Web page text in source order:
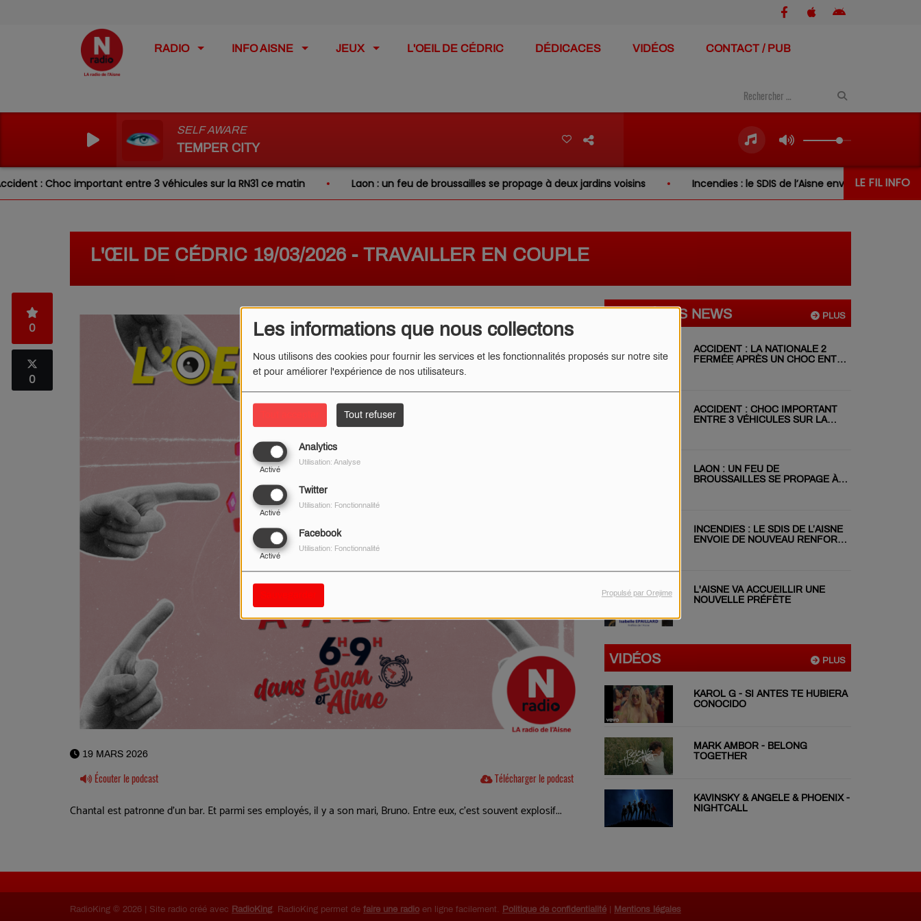
Les informations que nous collectons
Nous utilisons des cookies pour fournir les services et les fonctionnalités proposés sur notre site
et pour améliorer l'expérience de nos utilisateurs.
Tout refuser
Analytics
Activé
Utilisation: Analyse
Twitter
Activé
Utilisation: Fonctionnalité
Facebook
Activé
Utilisation: Fonctionnalité
Propulsé par Orejime
RADIO INFO AISNE JEUX L'OEIL DE CÉDRIC DÉDICACES VIDÉOS CONTACT / PUB
SELF AWARE
TEMPER CITY
LE FIL INFO
: Choc important entre 3 véhicules sur la RN31 ce matin Laon : un feu de broussailles se propage à deux jardins voisins Incendies : le SDIS de l’Aisne envoie de nouveau
L'ŒIL DE CÉDRIC 19/03/2026 - TRAVAILLER EN COUPLE
0
0
19 MARS 2026
Écouter le podcast Télécharger le podcast
Chantal est patronne d'un bar. Et parmi ses employés, il y a son mari, Bruno. Entre eux, c'est souvent explosif...
PLUS
DERNIÈRES NEWS
ACCIDENT : LA NATIONALE 2
FERMÉE APRÈS UN CHOC ENTRE
ACCIDENT : CHOC IMPORTANT
ENTRE 3 VÉHICULES SUR LA
LAON : UN FEU DE
BROUSSAILLES SE PROPAGE À
INCENDIES : LE SDIS DE L’AISNE
ENVOIE DE NOUVEAU RENFORT
L'AISNE VA ACCUEILLIR UNE
NOUVELLE PRÉFÈTE
PLUS
VIDÉOS
KAROL G - SI ANTES TE HUBIERA
CONOCIDO
MARK AMBOR - BELONG
TOGETHER
KAVINSKY & ANGELE & PHOENIX -
NIGHTCALL
RadioKing © 2026 | Site radio créé avec RadioKing. RadioKing permet de faire une radio en ligne facilement. Politique de confidentialité Mentions légales